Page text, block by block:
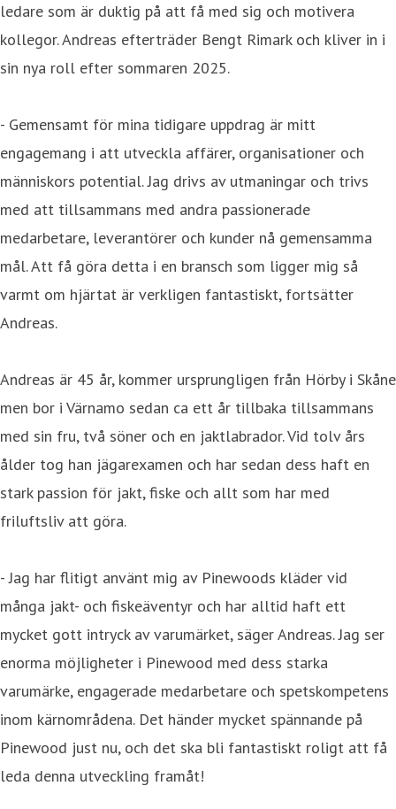
ledare som är duktig på att få med sig och motivera
kollegor. Andreas efterträder Bengt Rimark och kliver in i
sin nya roll efter sommaren 2025.
- Gemensamt för mina tidigare uppdrag är mitt
engagemang i att utveckla affärer, organisationer och
människors potential. Jag drivs av utmaningar och trivs
med att tillsammans med andra passionerade
medarbetare, leverantörer och kunder nå gemensamma
mål. Att få göra detta i en bransch som ligger mig så
varmt om hjärtat är verkligen fantastiskt, fortsätter
Andreas.
Andreas är 45 år, kommer ursprungligen från Hörby i Skåne
men bor i Värnamo sedan ca ett år tillbaka tillsammans
med sin fru, två söner och en jaktlabrador. Vid tolv års
ålder tog han jägarexamen och har sedan dess haft en
stark passion för jakt, fiske och allt som har med
friluftsliv att göra.
- Jag har flitigt använt mig av Pinewoods kläder vid
många jakt- och fiskeäventyr och har alltid haft ett
mycket gott intryck av varumärket, säger Andreas. Jag ser
enorma möjligheter i Pinewood med dess starka
varumärke, engagerade medarbetare och spetskompetens
inom kärnområdena. Det händer mycket spännande på
Pinewood just nu, och det ska bli fantastiskt roligt att få
leda denna utveckling framåt!